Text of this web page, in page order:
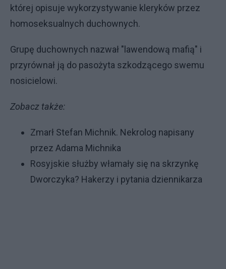
której opisuje wykorzystywanie kleryków przez
homoseksualnych duchownych.
Grupę duchownych nazwał "lawendową mafią" i
przyrównał ją do pasożyta szkodzącego swemu
nosicielowi.
Zobacz także:
Zmarł Stefan Michnik. Nekrolog napisany
przez Adama Michnika
Rosyjskie służby włamały się na skrzynkę
Dworczyka? Hakerzy i pytania dziennikarza